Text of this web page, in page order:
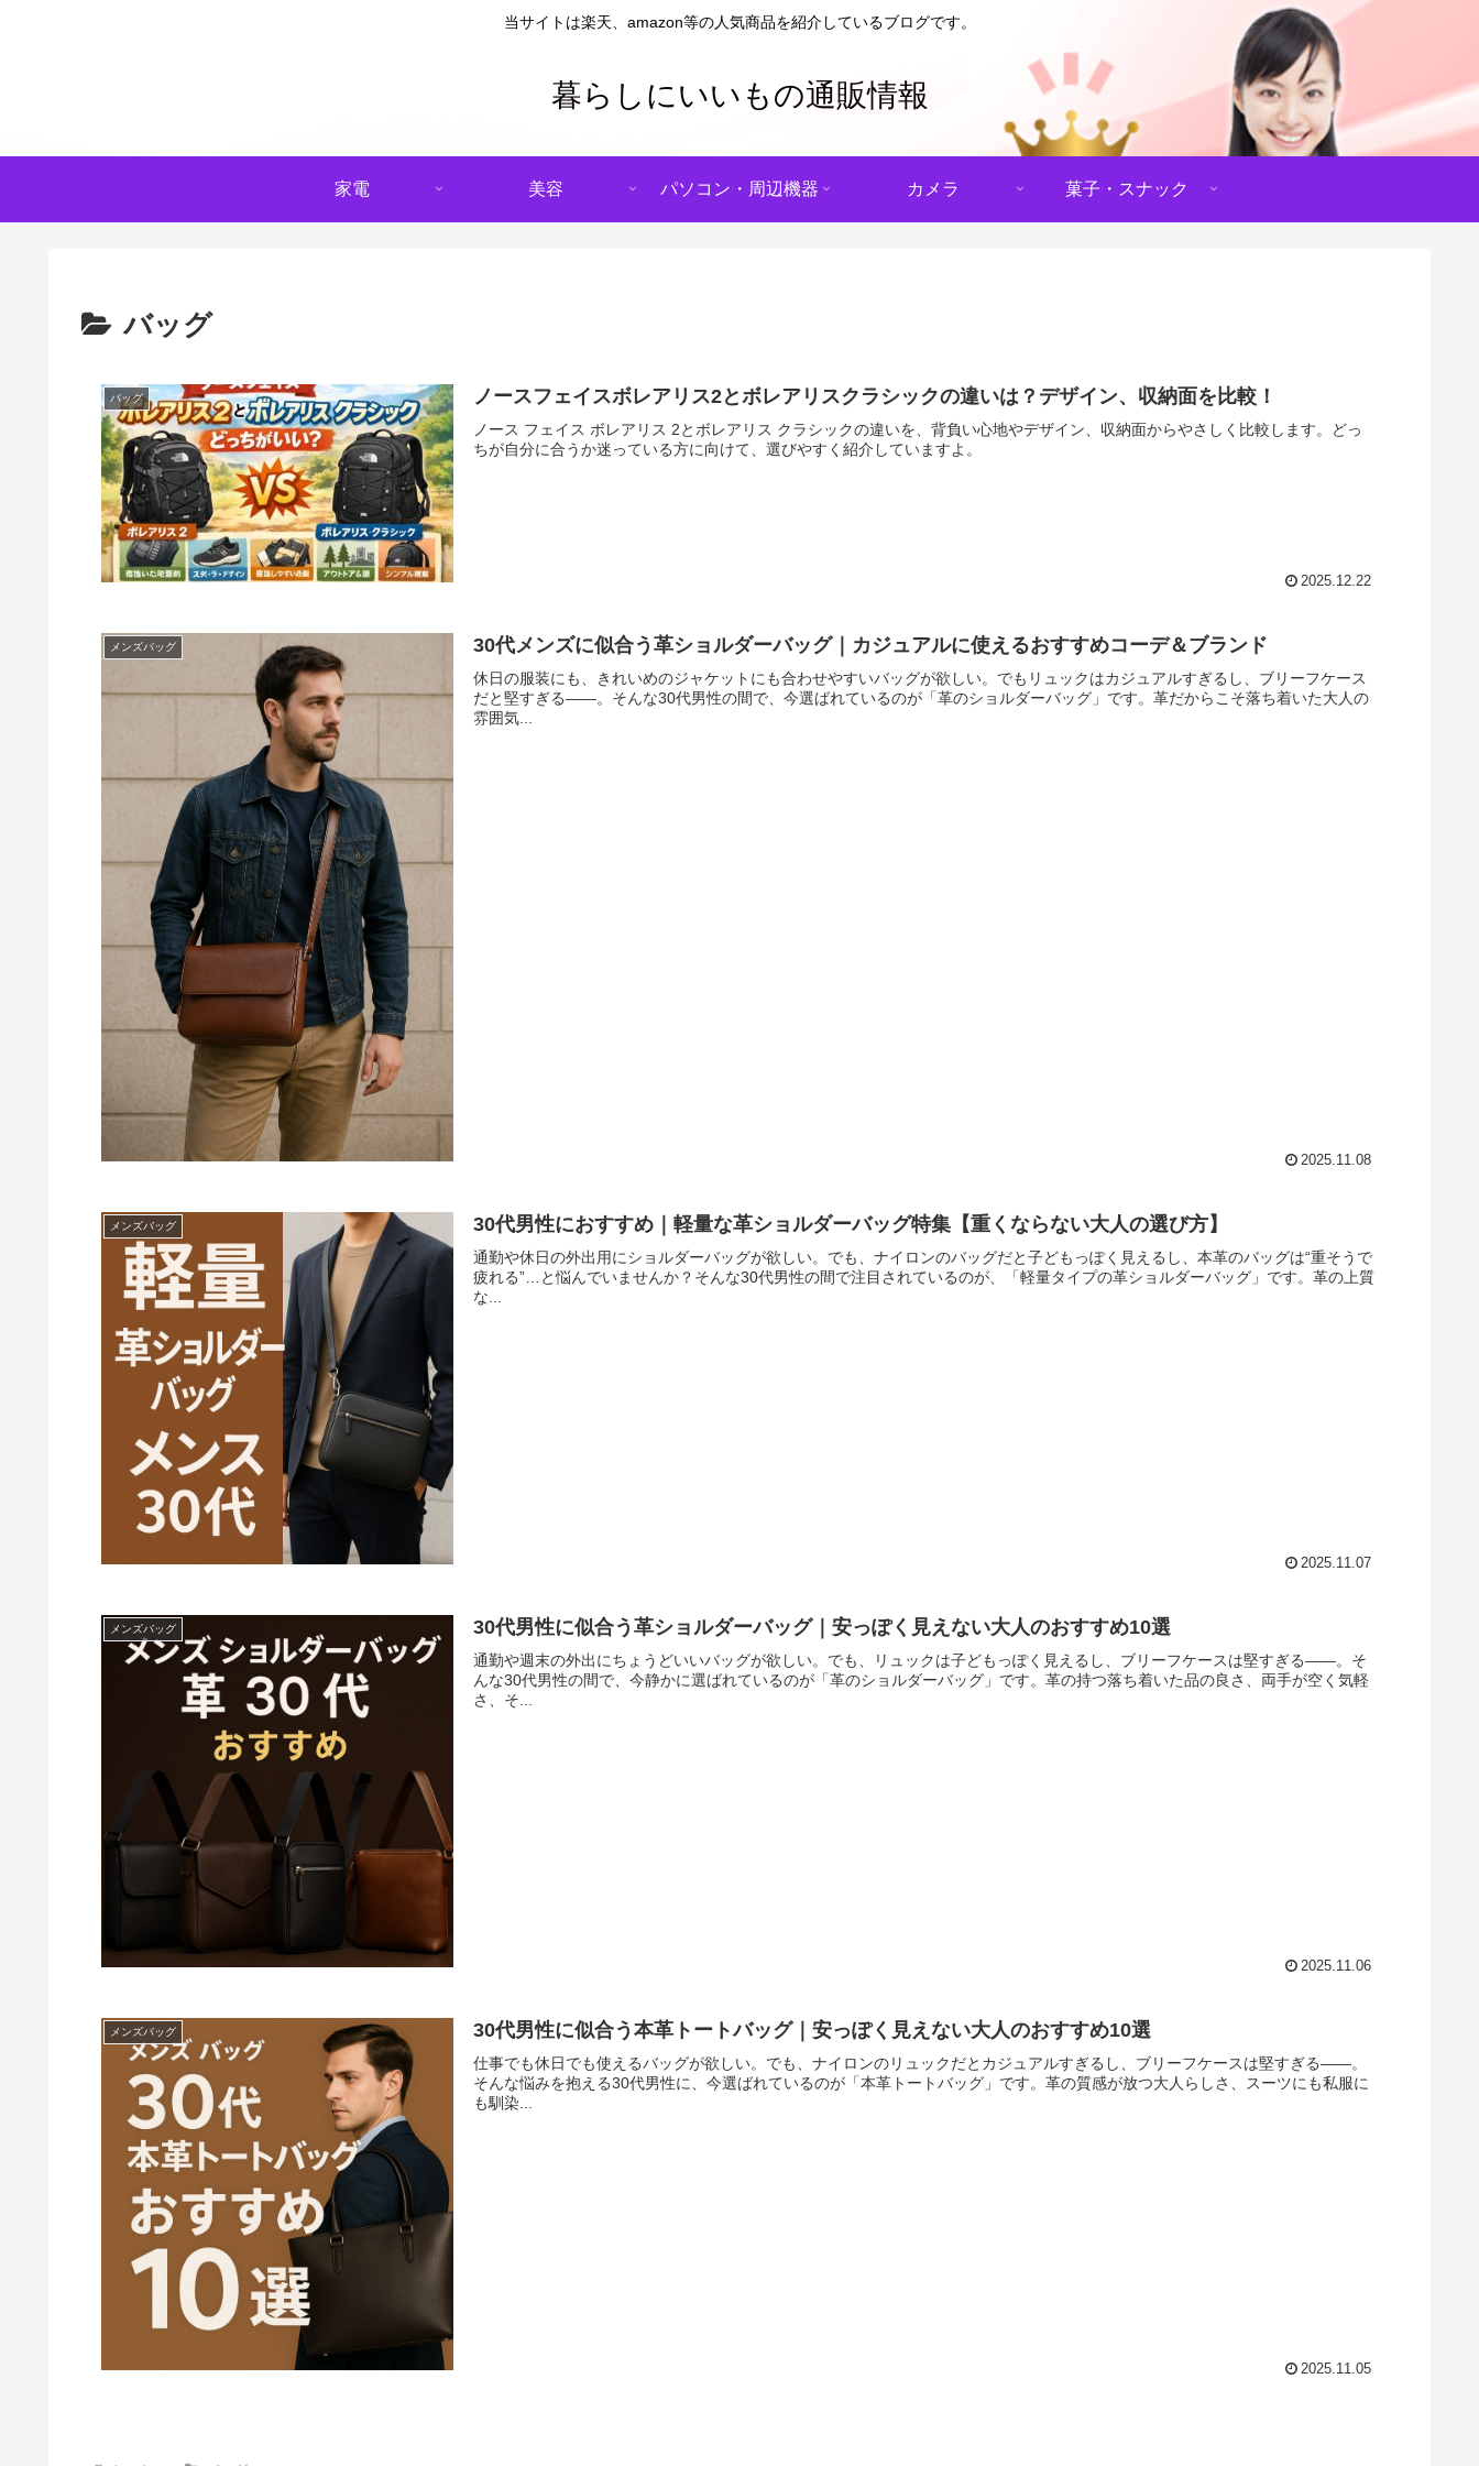
当サイトは楽天、amazon等の人気商品を紹介しているブログです。
暮らしにいいもの通販情報
家電 美容 パソコン・周辺機器 カメラ 菓子・スナック
バッグ
バッグ ノースフェイスボレアリス2とボレアリスクラシックの違いは？デザイン、収納面を比較！
ノース フェイス ボレアリス 2とボレアリス クラシックの違いを、背負い心地やデザイン、収納面からやさしく比較します。どっ
ちが自分に合うか迷っている方に向けて、選びやすく紹介していますよ。
2025.12.22
メンズバッグ 30代メンズに似合う革ショルダーバッグ｜カジュアルに使えるおすすめコーデ＆ブランド
休日の服装にも、きれいめのジャケットにも合わせやすいバッグが欲しい。でもリュックはカジュアルすぎるし、ブリーフケース
だと堅すぎる――。そんな30代男性の間で、今選ばれているのが「革のショルダーバッグ」です。革だからこそ落ち着いた大人の
雰囲気...
2025.11.08
メンズバッグ 30代男性におすすめ｜軽量な革ショルダーバッグ特集【重くならない大人の選び方】
通勤や休日の外出用にショルダーバッグが欲しい。でも、ナイロンのバッグだと子どもっぽく見えるし、本革のバッグは“重そうで
疲れる”…と悩んでいませんか？そんな30代男性の間で注目されているのが、「軽量タイプの革ショルダーバッグ」です。革の上質
な...
2025.11.07
メンズバッグ 30代男性に似合う革ショルダーバッグ｜安っぽく見えない大人のおすすめ10選
通勤や週末の外出にちょうどいいバッグが欲しい。でも、リュックは子どもっぽく見えるし、ブリーフケースは堅すぎる――。そ
んな30代男性の間で、今静かに選ばれているのが「革のショルダーバッグ」です。革の持つ落ち着いた品の良さ、両手が空く気軽
さ、そ...
2025.11.06
メンズバッグ 30代男性に似合う本革トートバッグ｜安っぽく見えない大人のおすすめ10選
仕事でも休日でも使えるバッグが欲しい。でも、ナイロンのリュックだとカジュアルすぎるし、ブリーフケースは堅すぎる――。
そんな悩みを抱える30代男性に、今選ばれているのが「本革トートバッグ」です。革の質感が放つ大人らしさ、スーツにも私服に
も馴染...
2025.11.05